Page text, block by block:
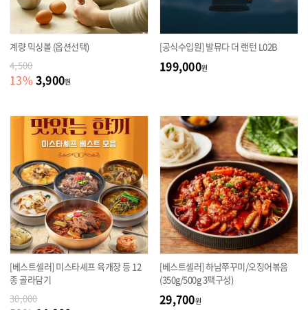
계량 믹싱볼 (옵션선택)
4,500
13% 3,900원
[공식수입원] 발뮤다 더 랜턴 L02B
199,000원
[베스트셀러] 미스타셰프 육개장 등 12
종 골라담기
30,000
[베스트셀러] 하남쭈꾸미/오징어볶음
(350g/500g 3팩구성)
29,700원